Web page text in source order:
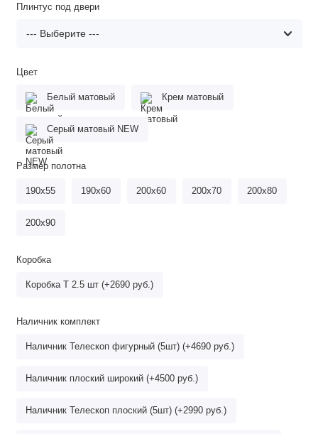
Плинтус под двери
Цвет
Белый матовый Крем матовый
Серый матовый NEW
Размер полотна
190х55 190х60 200х60 200х70 200х80
200х90
Коробка
Коробка Т 2.5 шт (+2690 руб.)
Наличник комплект
Наличник Телескоп фигурный (5шт) (+4690 руб.)
Наличник плоский широкий (+4500 руб.)
Наличник Телескоп плоский (5шт) (+2990 руб.)